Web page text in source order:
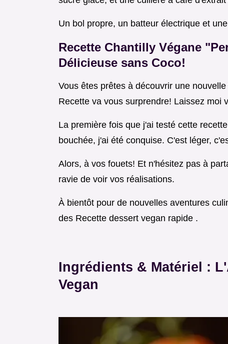
Un bol propre, un batteur électrique et
Recette Chantilly Végane
Délicieuse sans Coco!
Vous êtes prêtes à découvrir une
Recette va vous surprendre! Laissez moi
La première fois que j'ai testé cette
bouchée, j'ai été conquise. C'est léger,
Alors, à vos fouets! Et n'hésitez pas à
ravie de voir vos réalisations.
À bientôt pour de nouvelles aventures
des Recette dessert vegan rapide .
Ingrédients & Matériel :
Vegan